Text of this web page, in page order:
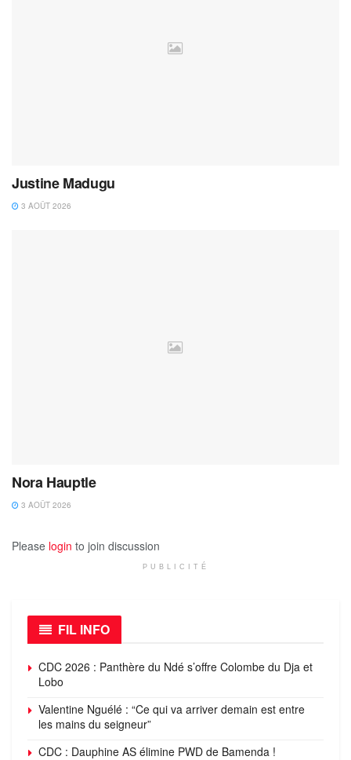
Justine Madugu
3 AOÛT 2026
Nora Hauptle
3 AOÛT 2026
Please login to join discussion
PUBLICITÉ
FIL INFO
CDC 2026 : Panthère du Ndé s’offre Colombe du Dja et
Lobo
Valentine Nguélé : “Ce qui va arriver demain est entre
les mains du seigneur”
CDC : Dauphine AS élimine PWD de Bamenda !